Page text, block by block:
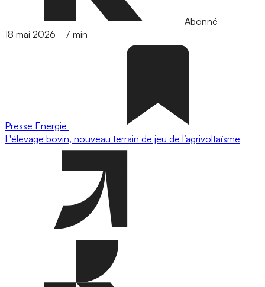
Abonné
18 mai 2026 - 7 min
Presse Energie
L'élevage bovin, nouveau terrain de jeu de l’agrivoltaïsme